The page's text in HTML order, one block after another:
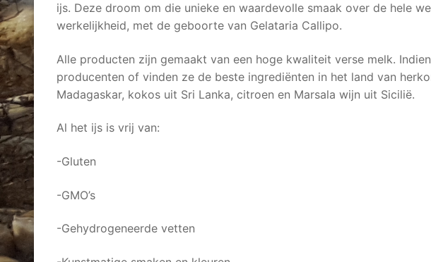
ijs. Deze droom om die unieke en waardevolle smaak over de hele
werkelijkheid, met de geboorte van Gelataria Callipo.
Alle producten zijn gemaakt van een hoge kwaliteit verse melk.
producenten of vinden ze de beste ingrediënten in het land van
Madagaskar, kokos uit Sri Lanka, citroen en Marsala wijn uit Sicilië.
Al het ijs is vrij van:
-Gluten
-GMO’s
-Gehydrogeneerde vetten